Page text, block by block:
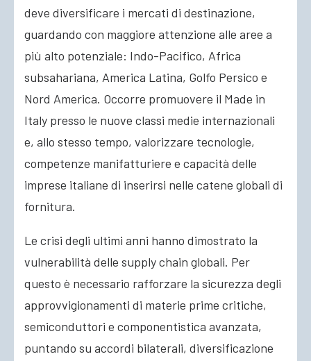
deve diversificare i mercati di destinazione,
guardando con maggiore attenzione alle aree a
più alto potenziale: Indo-Pacifico, Africa
subsahariana, America Latina, Golfo Persico e
Nord America. Occorre promuovere il Made in
Italy presso le nuove classi medie internazionali
e, allo stesso tempo, valorizzare tecnologie,
competenze manifatturiere e capacità delle
imprese italiane di inserirsi nelle catene globali di
fornitura.
Le crisi degli ultimi anni hanno dimostrato la
vulnerabilità delle supply chain globali. Per
questo è necessario rafforzare la sicurezza degli
approvvigionamenti di materie prime critiche,
semiconduttori e componentistica avanzata,
puntando su accordi bilaterali, diversificazione